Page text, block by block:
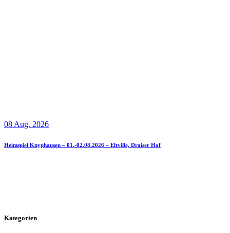
08 Aug. 2026
Heimspiel Knyphausen – 01.-02.08.2026 – Eltville, Draiser Hof
Kategorien